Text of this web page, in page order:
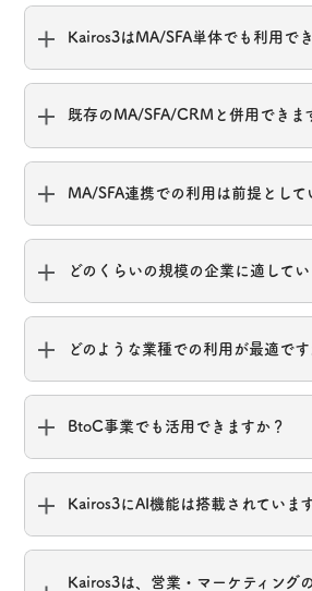
Kairos3はMA/SFA単体でも利用で
既存のMA/SFA/CRMと併用できま
MA/SFA連携での利用は前提として
どのくらいの規模の企業に適してい
どのような業種での利用が最適です
BtoC事業でも活用できますか？
Kairos3にAI機能は搭載されていま
Kairos3は、営業・マーケティング